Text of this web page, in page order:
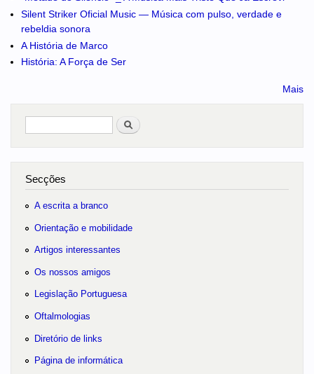
Silent Striker Oficial Music — Música com pulso, verdade e
rebeldia sonora
A História de Marco
História: A Força de Ser
Mais
Pesquisar
Secções
A escrita a branco
Orientação e mobilidade
Artigos interessantes
Os nossos amigos
Legislação Portuguesa
Oftalmologias
Diretório de links
Página de informática